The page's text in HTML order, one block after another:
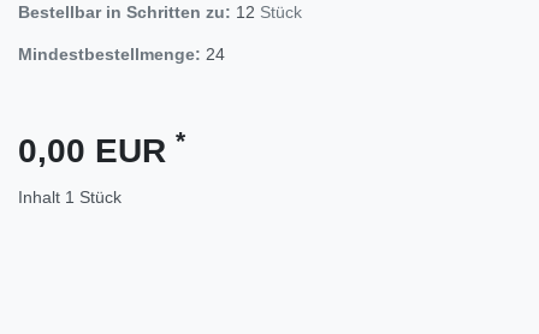
Bestellbar in Schritten zu: 12 Stück
Mindestbestellmenge: 24
0,00 EUR *
Inhalt 1 Stück